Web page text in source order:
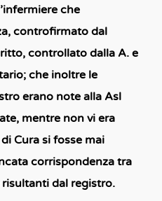
che
controfirmato dal
controllato dalla A. e
che inoltre le
erano note alla Asl
mentre non vi era
Cura si fosse mai
corrispondenza tra
dal registro.